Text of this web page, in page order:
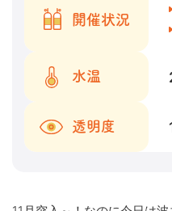
開催状況
水温
透明度